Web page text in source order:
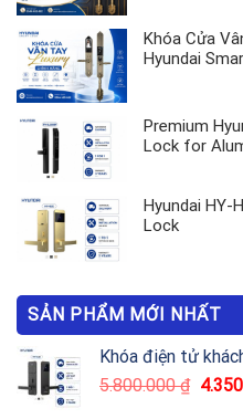
Khóa Cửa
Hyundai
Premium
Lock for
Hyundai HY-
Lock
SẢN PHẨM MỚI NHẤT
Khóa điện tử
5.800.000₫